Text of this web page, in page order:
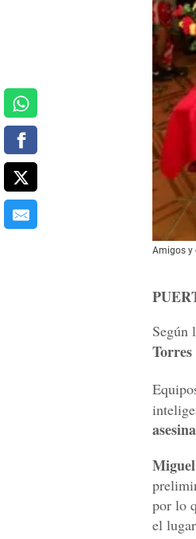
Amigos y
Según
Torres
por lo
el